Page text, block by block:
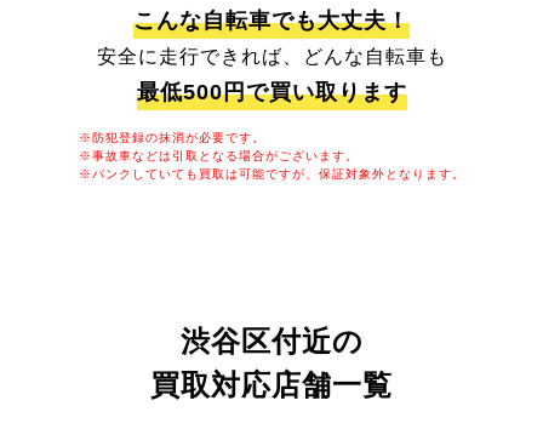
こんな自転車でも大丈夫！
安全に走行できれば、どんな自転車も
最低500円で買い取ります
※防犯登録の抹消が必要です。
※事故車などは引取となる場合がございます。
※パンクしていても買取は可能ですが、保証対象外となります。
渋谷区付近の
買取対応店舗一覧